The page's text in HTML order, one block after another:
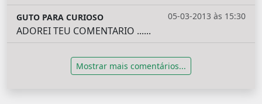
05-03-2013 às 15:30
GUTO PARA CURIOSO
ADOREI TEU COMENTARIO ......
Mostrar mais comentários...